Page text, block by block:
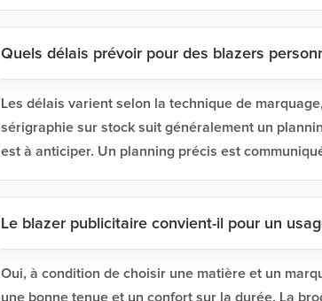
Quels délais prévoir pour des blazers
Les délais varient selon la technique de
sérigraphie sur stock suit généralement un
est à anticiper. Un planning précis est
Le blazer publicitaire convient-il pour un
Oui, à condition de choisir une matière et un
une bonne tenue et un confort sur la durée. La